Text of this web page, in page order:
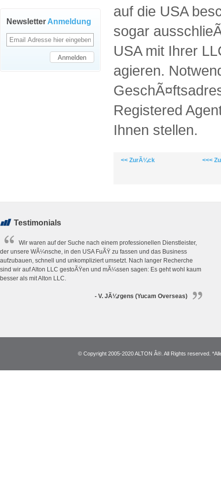
auf die USA
sogar
USA mit Ihrer
agieren.
Registered
Ihnen stellen.
<< ZurÃ¼ck <<<
Newsletter Anmeldung
Testimonials
Wir waren auf der Suche nach einem professionellen Dienstleister,
der unsere WÃ¼nsche, in den USA FuÃŸ zu fassen und das Business
aufzubauen, schnell und unkompliziert umsetzt. Nach langer Recherche
sind wir auf Alton LLC gestoÃŸen und mÃ¼ssen sagen: Es geht wohl kaum
besser als mit Alton LLC.
- V. JÃ¼rgens (Yucam Overseas)
© Copyright 2005-2020 ALTON Â®. All Rights reserved.